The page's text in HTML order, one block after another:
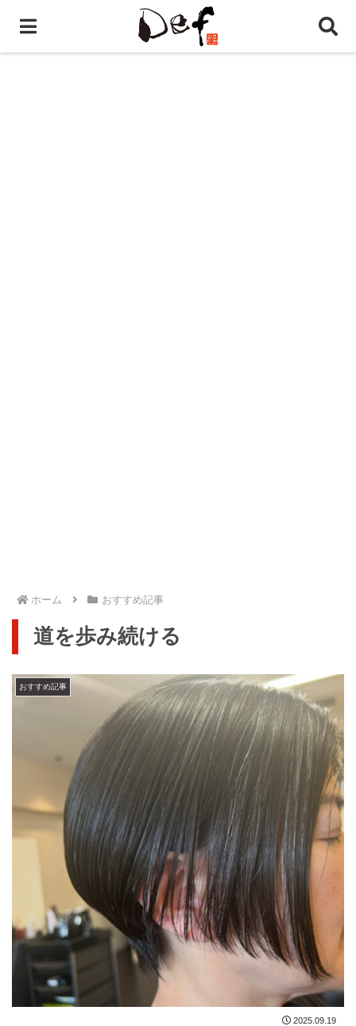
ホーム おすすめ記事
道を歩み続ける
おすすめ記事
2025.09.19